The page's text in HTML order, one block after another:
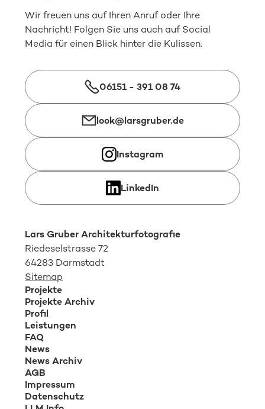
Wir freuen uns auf Ihren Anruf oder Ihre
Nachricht! Folgen Sie uns auch auf Social
Media für einen Blick hinter die Kulissen.
06151 - 391 08 74
look@larsgruber.de
Instagram
LinkedIn
Sitemap
Projekte
Projekte Archiv
Profil
Leistungen
FAQ
News
News Archiv
AGB
Impressum
Datenschutz
Lars Gruber Architekturfotografie
Riedeselstrasse 72
64283 Darmstadt